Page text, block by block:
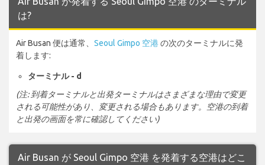
は?
Air Busan 便は通常、 Seoul Gimpo 空港の次のターミナルに発
着します:
ターミナル - d
(注: 到着ターミナルと出発ターミナルはさまざまな理由で変更
される可能性があり、変更される場合もあります。空港の到着
と出発の画面を常に確認してください)
Air Busan が Seoul Gimpo 空港 を発着する空港はどこ